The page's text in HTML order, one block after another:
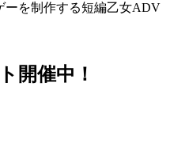
ーを制作する短編乙女ADV
開催中！